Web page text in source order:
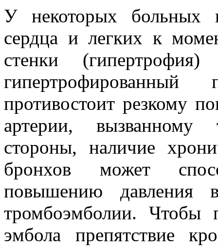
У некоторых больных
сердца и легких к
стенки
противостоит резкому
артерии,
стороны, наличие
бронхов может
повышению давления
тромбоэмболии. Чтобы
эмбола препятствие